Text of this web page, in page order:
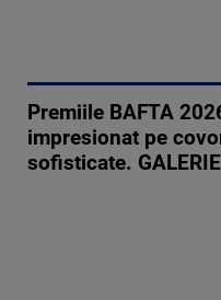
Premiile BAFTA
impresionat pe
sofisticate.